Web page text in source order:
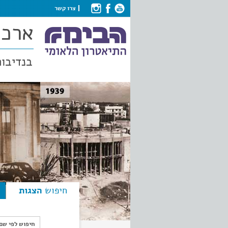
צרו קשר
חיפוש הצגות
חיפוש לפי